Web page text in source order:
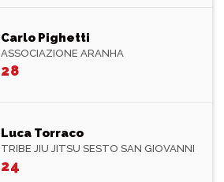
Carlo Pighetti
ASSOCIAZIONE ARANHA
28
Luca Torraco
TRIBE JIU JITSU SESTO SAN GIOVANNI
24